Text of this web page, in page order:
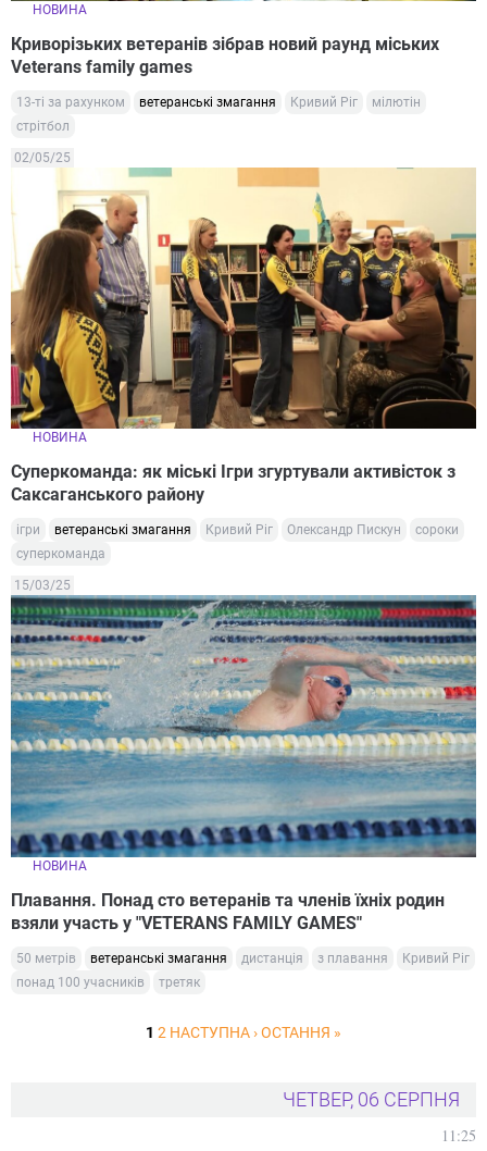
НОВИНА
Криворізьких ветеранів зібрав новий раунд міських
Veterans family games
13-ті за рахунком ветеранські змагання Кривий Ріг
мілютін
стрітбол
02/05/25
НОВИНА
Суперкоманда: як міські Ігри згуртували активісток з
Саксаганського району
ігри ветеранські змагання Кривий Ріг Олександр Пискун
сороки
суперкоманда
15/03/25
НОВИНА
Плавання. Понад сто ветеранів та членів їхніх родин
взяли участь у "VETERANS FAMILY GAMES"
50 метрів ветеранські змагання дистанція з плавання
Кривий Ріг
понад 100 учасників
третяк
1 2 НАСТУПНА ›ОСТАННЯ »
ЧЕТВЕР, 06 СЕРПНЯ
11:25